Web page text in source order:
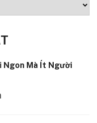
Ngon Mà Ít Người